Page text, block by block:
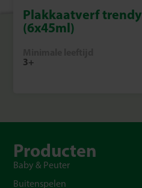
Plakkaatverf trendy
(6x45ml)
3+
Producten
Baby & Peuter
Buitenspelen